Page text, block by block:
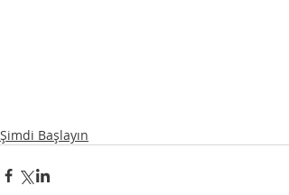
Şimdi Başlayın